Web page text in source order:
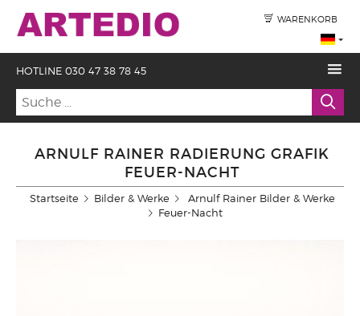
WARENKORB
HOTLINE 030 47 38 78 45
ARNULF RAINER RADIERUNG GRAFIK
FEUER-NACHT
Startseite Bilder & Werke
Arnulf Rainer Bilder & Werke
Feuer-Nacht